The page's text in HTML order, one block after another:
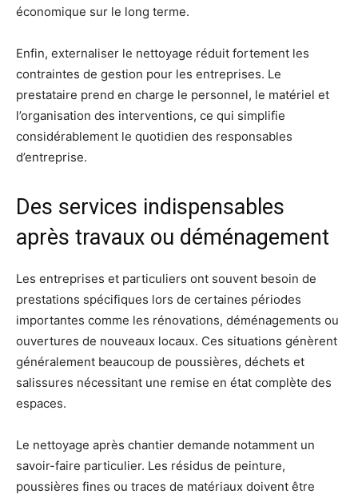
économique sur le long terme.
Enfin, externaliser le nettoyage réduit fortement les
contraintes de gestion pour les entreprises. Le
prestataire prend en charge le personnel, le matériel et
l’organisation des interventions, ce qui simplifie
considérablement le quotidien des responsables
d’entreprise.
Des services indispensables
après travaux ou déménagement
Les entreprises et particuliers ont souvent besoin de
prestations spécifiques lors de certaines périodes
importantes comme les rénovations, déménagements ou
ouvertures de nouveaux locaux. Ces situations génèrent
généralement beaucoup de poussières, déchets et
salissures nécessitant une remise en état complète des
espaces.
Le nettoyage après chantier demande notamment un
savoir-faire particulier. Les résidus de peinture,
poussières fines ou traces de matériaux doivent être